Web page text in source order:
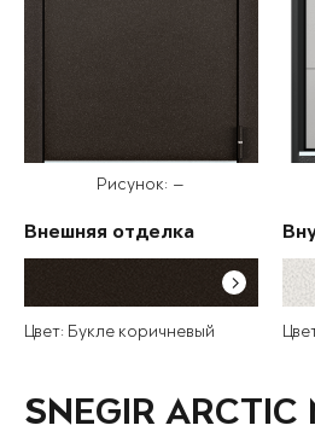
Рисунок: —
Внешняя отделка
Цвет: Букле коричневый
SNEGIR ARCTIC